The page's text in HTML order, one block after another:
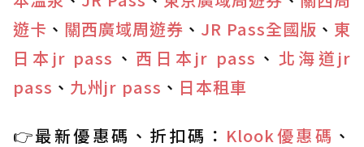
遊卡 、 關西廣域周遊券 、 JR Pass全國版 、 東
日本jr pass 、 西日本jr pass 、 北海道jr
pass 、 九州jr pass 、 日本租車
👉最新優惠碼、折扣碼： Klook優惠碼 、